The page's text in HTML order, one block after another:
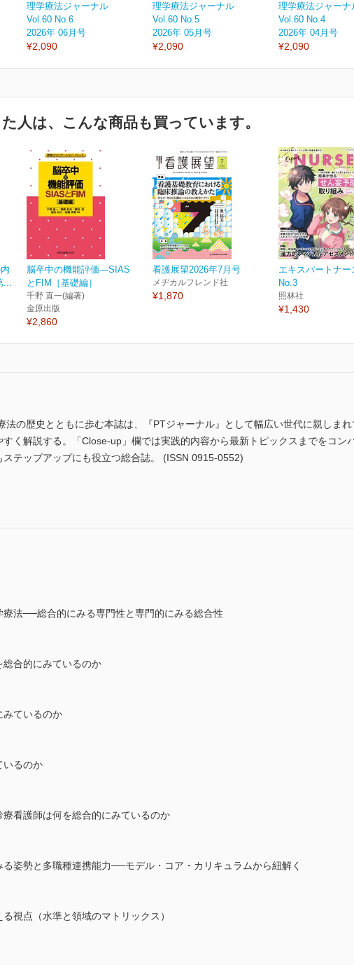
理学療法ジャーナル
Vol.60 No.6
2026年 06月号
¥2,090
理学療法ジャーナル
Vol.60 No.5
2026年 05月号
¥2,090
理学療法ジャー
Vol.60 No.4
2026年 04月号
¥2,090
人は、こんな商品も買っています。
...
脳卒中の機能評価―SIAS
とFIM［基礎編］
千野 直一(編著)
金原出版
¥2,860
看護展望2026年7月号
メヂカルフレンド社
¥1,870
エキスパートナー
No.3
照林社
¥1,430
の歴史とともに歩む本誌は、『PTジャーナル』として幅広い世代に親しま
く解説する。「Close-up」欄では実践的内容から最新トピックスまでをコン
テップアップにも役立つ総合誌。 (ISSN 0915-0552)
法──総合的にみる専門性と専門的にみる総合性
合的にみているのか
みているのか
いるのか
看護師は何を総合的にみているのか
姿勢と多職種連携能力──モデル・コア・カリキュラムから紐解く
視点（水準と領域のマトリックス）